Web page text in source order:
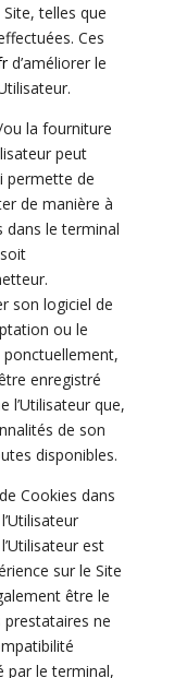
telles que
Ces
d’améliorer le
la fourniture
peut
permette de
de manière à
dans le terminal
son logiciel de
ou le
enregistré
l’Utilisateur que,
de son
disponibles.
Cookies dans
est
sur le Site
être le
prestataires ne
par le terminal,